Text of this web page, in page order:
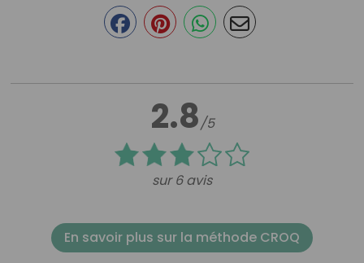
2.8/5
sur 6 avis
En savoir plus sur la méthode CROQ